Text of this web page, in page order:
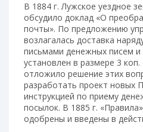
В 1884 г. Лужское уездное
обсудило доклад «О
почты». По предложению
возлагалась доставка
письмами денежных писем
установлен в размере 3
отложило решение этих
разработать проект новых
инструкцией по приему
посылок. В 1885 г.
одобрены и введены в